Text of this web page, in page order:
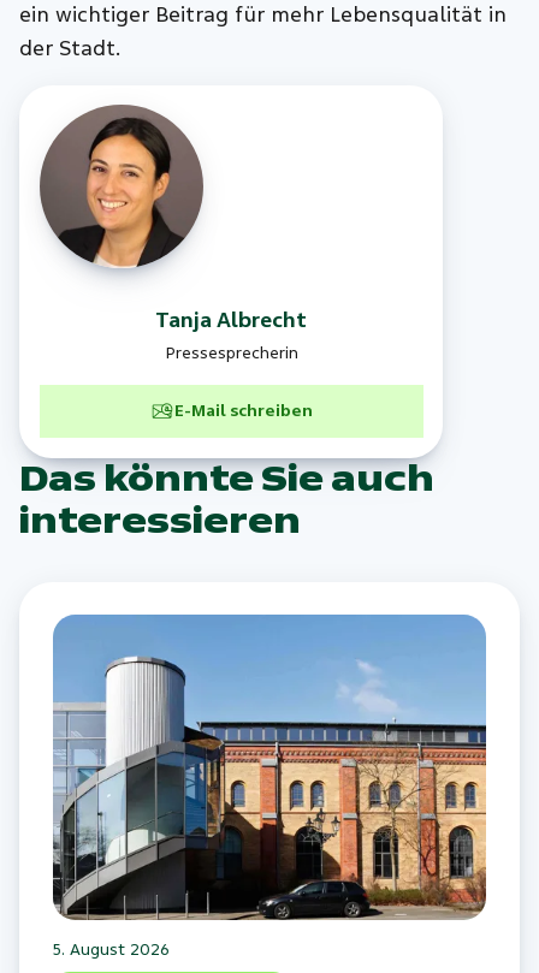
Tanja Albrecht
Pressesprecherin
E-Mail schreiben
ein wichtiger Beitrag für mehr Lebensqualität in
der Stadt.
Das könnte Sie auch
interessieren
5. August 2026